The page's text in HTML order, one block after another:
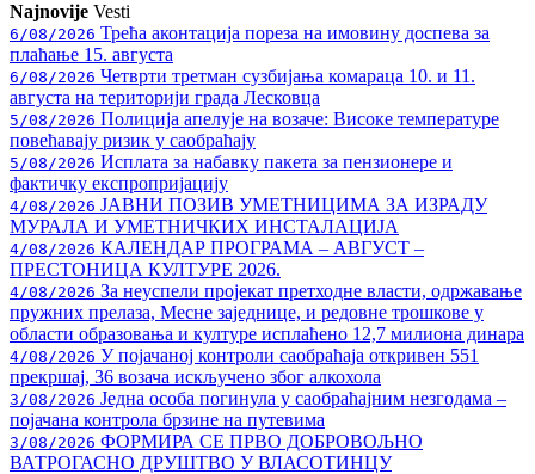
Najnovije Vesti
6/08/2026 Трећа аконтација пореза на имовину доспева за
плаћање 15. августа
6/08/2026 Четврти третман сузбијања комараца 10. и 11.
августа на територији града Лесковца
5/08/2026 Полиција апелује на возаче: Високе температуре
повећавају ризик у саобраћају
5/08/2026 Исплата за набавку пакета за пензионере и
фактичку експропријацију
4/08/2026 ЈАВНИ ПОЗИВ УМЕТНИЦИМА ЗА ИЗРАДУ
МУРАЛА И УМЕТНИЧКИХ ИНСТАЛАЦИЈА
4/08/2026 КАЛЕНДАР ПРОГРАМА – АВГУСТ –
ПРЕСТОНИЦА КУЛТУРЕ 2026.
4/08/2026 За неуспели пројекат претходне власти, одржавање
пружних прелаза, Месне заједнице, и редовне трошкове у
области образовања и културе исплаћено 12,7 милиона динара
4/08/2026 У појачаној контроли саобраћаја откривен 551
прекршај, 36 возача искључено због алкохола
3/08/2026 Једна особа погинула у саобраћајним незгодама –
појачана контрола брзине на путевима
3/08/2026 ФОРМИРА СЕ ПРВО ДОБРОВОЉНО
ВАТРОГАСНО ДРУШТВО У ВЛАСОТИНЦУ